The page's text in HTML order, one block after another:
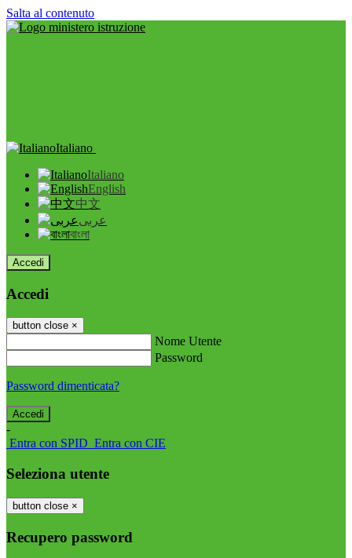
Salta al contenuto
Italiano
Italiano
English
中文
عربى
বাংলা
Accedi
Accedi
button close ×
Nome Utente
Password
Password dimenticata?
-
Entra con SPID Entra con CIE
Seleziona utente
button close ×
Recupero password